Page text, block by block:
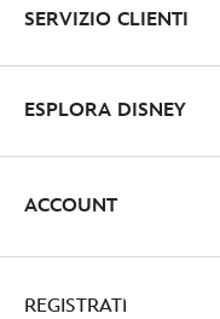
SERVIZIO CLIENTI
ESPLORA DISNEY
ACCOUNT
REGISTRATI